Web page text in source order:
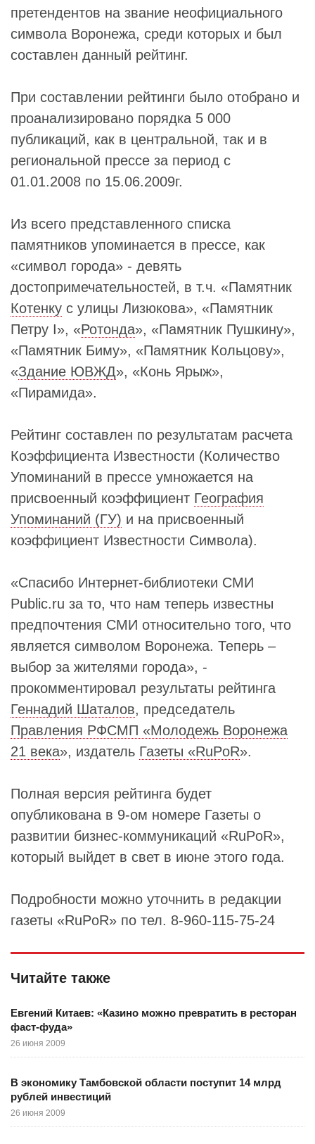
претендентов на звание неофициального
символа Воронежа, среди которых и был
составлен данный рейтинг.
При составлении рейтинги было отобрано и
проанализировано порядка 5 000
публикаций, как в центральной, так и в
региональной прессе за период с
01.01.2008 по 15.06.2009г.
Из всего представленного списка
памятников упоминается в прессе, как
«символ города» - девять
достопримечательностей, в т.ч. «Памятник
Котенку с улицы Лизюкова», «Памятник
Петру I», «Ротонда», «Памятник Пушкину»,
«Памятник Биму», «Памятник Кольцову»,
«Здание ЮВЖД», «Конь Ярыж»,
«Пирамида».
Рейтинг составлен по результатам расчета
Коэффициента Известности (Количество
Упоминаний в прессе умножается на
присвоенный коэффициент География
Упоминаний (ГУ) и на присвоенный
коэффициент Известности Символа).
«Спасибо Интернет-библиотеки СМИ
Public.ru за то, что нам теперь известны
предпочтения СМИ относительно того, что
является символом Воронежа. Теперь –
выбор за жителями города», -
прокомментировал результаты рейтинга
Геннадий Шаталов, председатель
Правления РФСМП «Молодежь Воронежа
21 века», издатель Газеты «RuPoR».
Полная версия рейтинга будет
опубликована в 9-ом номере Газеты о
развитии бизнес-коммуникаций «RuPoR»,
который выйдет в свет в июне этого года.
Подробности можно уточнить в редакции
газеты «RuPoR» по тел. 8-960-115-75-24
Читайте также
Евгений Китаев: «Казино можно превратить в ресторан
фаст-фуда»
26 июня 2009
В экономику Тамбовской области поступит 14 млрд
рублей инвестиций
26 июня 2009